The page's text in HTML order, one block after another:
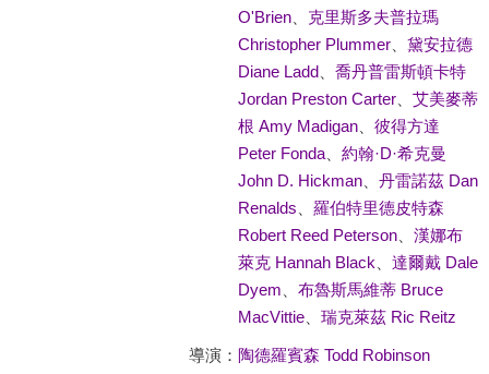
O'Brien、 克里斯多夫普拉瑪
Christopher Plummer、 黛安拉德
Diane Ladd、 喬丹普雷斯頓卡特
Jordan Preston Carter、 艾美麥蒂
根 Amy Madigan、 彼得方達
Peter Fonda、 約翰·D·希克曼
John D. Hickman、 丹雷諾茲 Dan
Renalds
羅伯特里德皮特森
Robert Reed Peterson、 漢娜布
萊克 Hannah Black
達爾戴 Dale
Dyem
布魯斯馬維蒂 Bruce
MacVittie、 瑞克萊茲 Ric Reitz
導演： 陶德羅賓森 Todd Robinson